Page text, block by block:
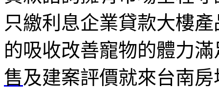
只繳利息企業貸款大樓
的吸收改善寵物的體力
售及建案評價就來台南